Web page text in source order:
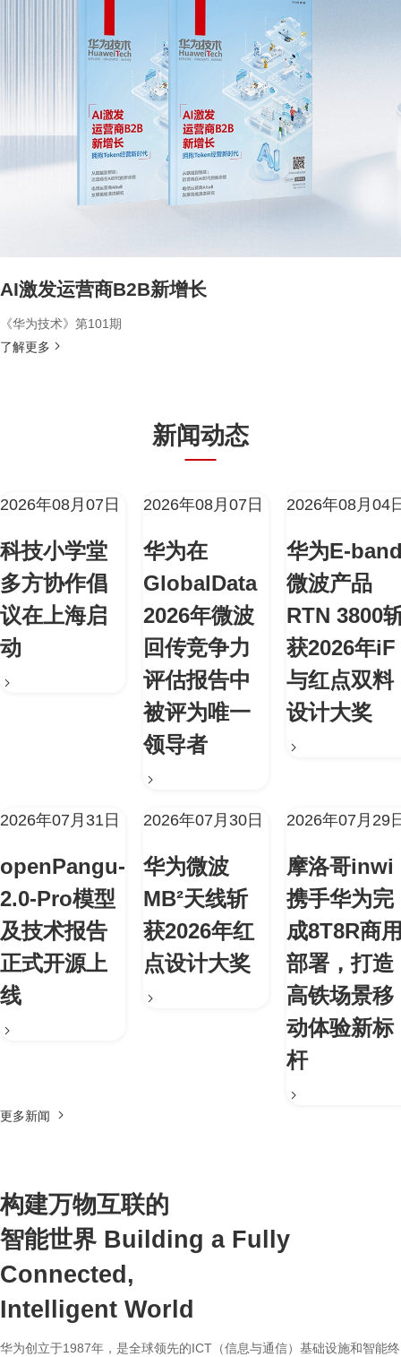
AI激发运营商B2B新增长
《华为技术》第101期
了解更多
新闻动态
2026年08月07日
科技小学堂
多方协作倡
议在上海启
动
2026年08月07日
华为在
GlobalData
2026年微波
回传竞争力
评估报告中
被评为唯一
领导者
2026年08月04
华为E-
微波产品
RTN 3800
获2026年iF
与红点双料
设计大奖
2026年07月31日
openPangu-
2.0-Pro模型
及技术报告
正式开源上
线
2026年07月30日
华为微波
MB²天线斩
获2026年红
点设计大奖
2026年07月29
摩洛哥inwi
携手华为完
成8T8R商
部署，打造
高铁场景移
动体验新标
杆
更多新闻
构建万物互联的
智能世界 Building a Fully
Connected,
Intelligent World
华为创立于1987年，是全球领先的ICT（信息与通信）基础设施和智能终